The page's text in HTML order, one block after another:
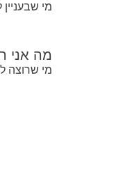
מי
מה אני
מי שרוצה